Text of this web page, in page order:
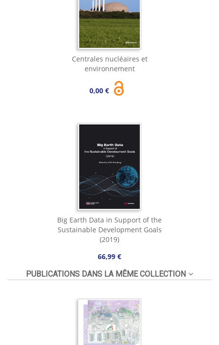
Centrales nucléaires et
environnement
0,00 €
Big Earth Data in Support of the
Sustainable Development Goals
(2019)
66,99 €
PUBLICATIONS DANS LA MÊME COLLECTION